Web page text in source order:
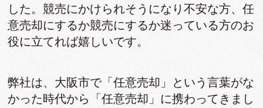
した。競売にかけられそうになり不安な方、任
意売却にするか競売にするか迷っている方のお
役に立てれば嬉しいです。
弊社は、大阪市で「任意売却」という言葉がな
かった時代から「任意売却」に携わってきまし